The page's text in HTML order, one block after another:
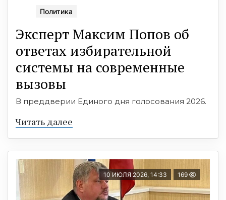
Политика
Эксперт Максим Попов об
ответах избирательной
системы на современные
вызовы
В преддверии Единого дня голосования 2026.
Читать далее
10 ИЮЛЯ 2026, 14:33 169